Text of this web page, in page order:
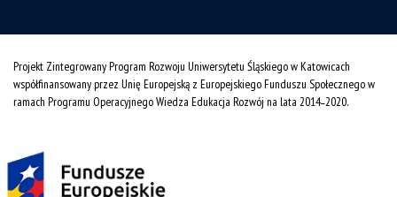
Projekt Zintegrowany Program Rozwoju Uniwersytetu Śląskiego w Katowicach
współfinansowany przez Unię Europejską z Europejskiego Funduszu Społecznego w
ramach Programu Operacyjnego Wiedza Edukacja Rozwój na lata 2014˗2020.